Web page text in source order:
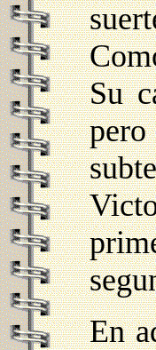
Su
En